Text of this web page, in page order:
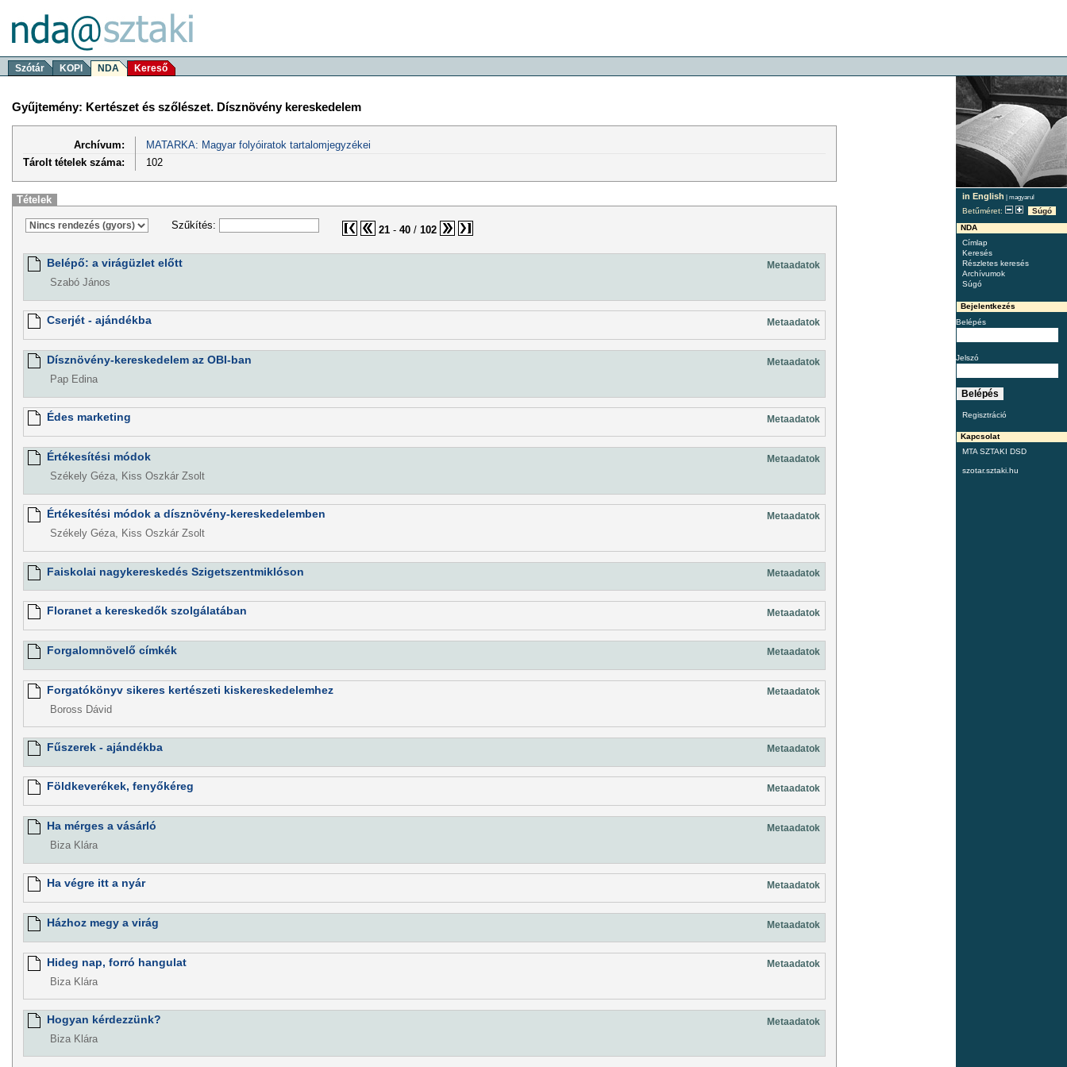
Szótár KOPI NDA Kereső
in English | magyarul
Betűméret:
Súgó
NDA
Címlap
Keresés
Részletes keresés
Archívumok
Súgó
Bejelentkezés
Belépés
Jelszó
Regisztráció
Kapcsolat
MTA SZTAKI DSD
szotar.sztaki.hu
Gyűjtemény: Kertészet és szőlészet. Dísznövény kereskedelem
Archívum:
MATARKA: Magyar folyóiratok tartalomjegyzékei
Tárolt tételek száma:
102
Tételek
Szűkítés: 21- 40/ 102
Belépő: a virágüzlet előtt Metaadatok
Szabó János
Cserjét - ajándékba Metaadatok
Dísznövény-kereskedelem az OBI-ban Metaadatok
Pap Edina
Édes marketing Metaadatok
Értékesítési módok Metaadatok
Székely Géza, Kiss Oszkár Zsolt
Értékesítési módok a dísznövény-kereskedelemben Metaadatok
Székely Géza, Kiss Oszkár Zsolt
Faiskolai nagykereskedés Szigetszentmiklóson Metaadatok
Floranet a kereskedők szolgálatában Metaadatok
Forgalomnövelő címkék Metaadatok
Forgatókönyv sikeres kertészeti kiskereskedelemhez Metaadatok
Boross Dávid
Fűszerek - ajándékba Metaadatok
Földkeverékek, fenyőkéreg Metaadatok
Ha mérges a vásárló Metaadatok
Biza Klára
Ha végre itt a nyár Metaadatok
Házhoz megy a virág Metaadatok
Hideg nap, forró hangulat Metaadatok
Biza Klára
Hogyan kérdezzünk? Metaadatok
Biza Klára